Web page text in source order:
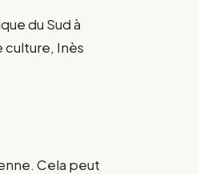
du Sud à
culture, Inès
Cela peut